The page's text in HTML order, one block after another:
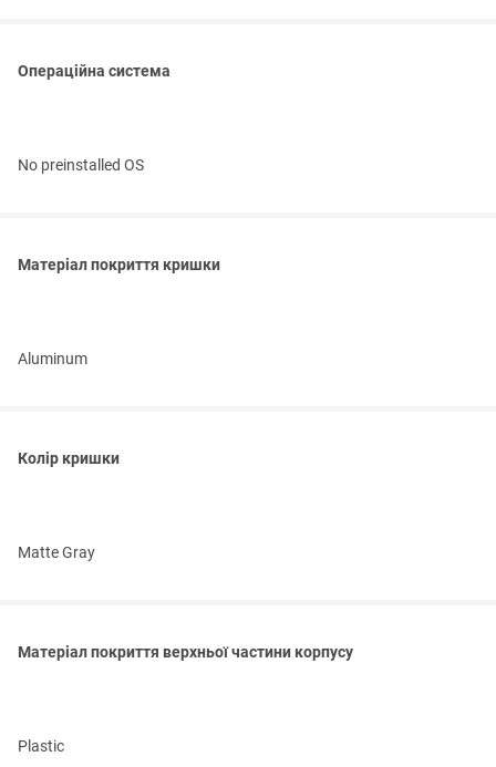
Операційна система
No preinstalled OS
Матеріал покриття кришки
Aluminum
Колір кришки
Matte Gray
Матеріал покриття верхньої частини корпусу
Plastic